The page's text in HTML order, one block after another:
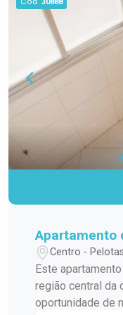
da cidade. Não
apartamento
hoje mesmo!
Apartamento
Centro -
Este
região central da
oportunidade de moradia. - 1